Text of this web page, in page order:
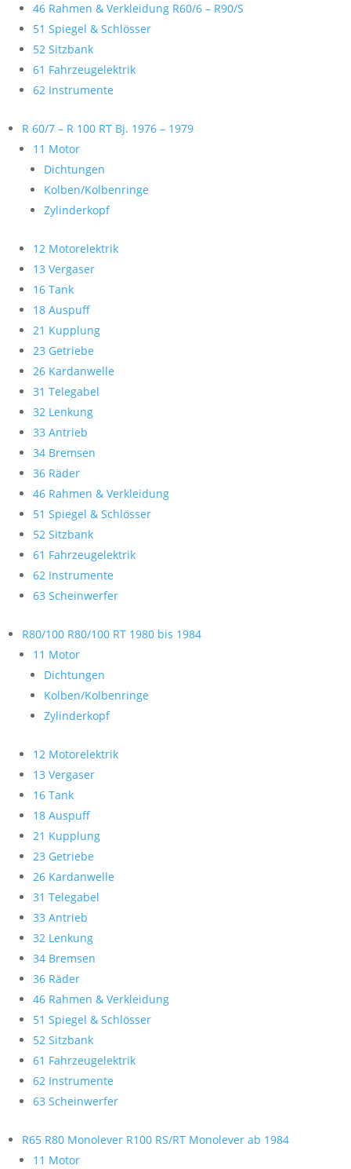
46 Rahmen & Verkleidung R60/6 – R90/S
51 Spiegel & Schlösser
52 Sitzbank
61 Fahrzeugelektrik
62 Instrumente
R 60/7 – R 100 RT Bj. 1976 – 1979
11 Motor
Dichtungen
Kolben/Kolbenringe
Zylinderkopf
12 Motorelektrik
13 Vergaser
16 Tank
18 Auspuff
21 Kupplung
23 Getriebe
26 Kardanwelle
31 Telegabel
32 Lenkung
33 Antrieb
34 Bremsen
36 Räder
46 Rahmen & Verkleidung
51 Spiegel & Schlösser
52 Sitzbank
61 Fahrzeugelektrik
62 Instrumente
63 Scheinwerfer
R80/100 R80/100 RT 1980 bis 1984
11 Motor
Dichtungen
Kolben/Kolbenringe
Zylinderkopf
12 Motorelektrik
13 Vergaser
16 Tank
18 Auspuff
21 Kupplung
23 Getriebe
26 Kardanwelle
31 Telegabel
33 Antrieb
32 Lenkung
34 Bremsen
36 Räder
46 Rahmen & Verkleidung
51 Spiegel & Schlösser
52 Sitzbank
61 Fahrzeugelektrik
62 Instrumente
63 Scheinwerfer
R65 R80 Monolever R100 RS/RT Monolever ab 1984
11 Motor